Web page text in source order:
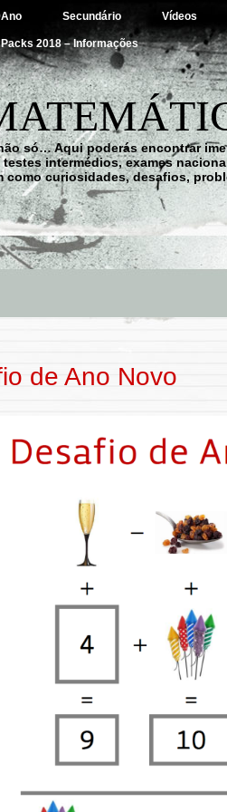
Secundário Vídeos
Packs 2018 – Informações
só… Aqui poderás encontrar
intermédios, exames
como curiosidades, desafios,
de Ano Novo